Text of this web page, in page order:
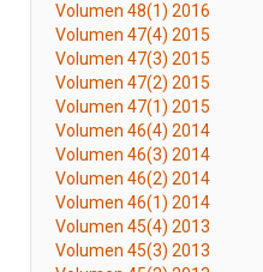
Volumen 48(1) 2016
Volumen 47(4) 2015
Volumen 47(3) 2015
Volumen 47(2) 2015
Volumen 47(1) 2015
Volumen 46(4) 2014
Volumen 46(3) 2014
Volumen 46(2) 2014
Volumen 46(1) 2014
Volumen 45(4) 2013
Volumen 45(3) 2013